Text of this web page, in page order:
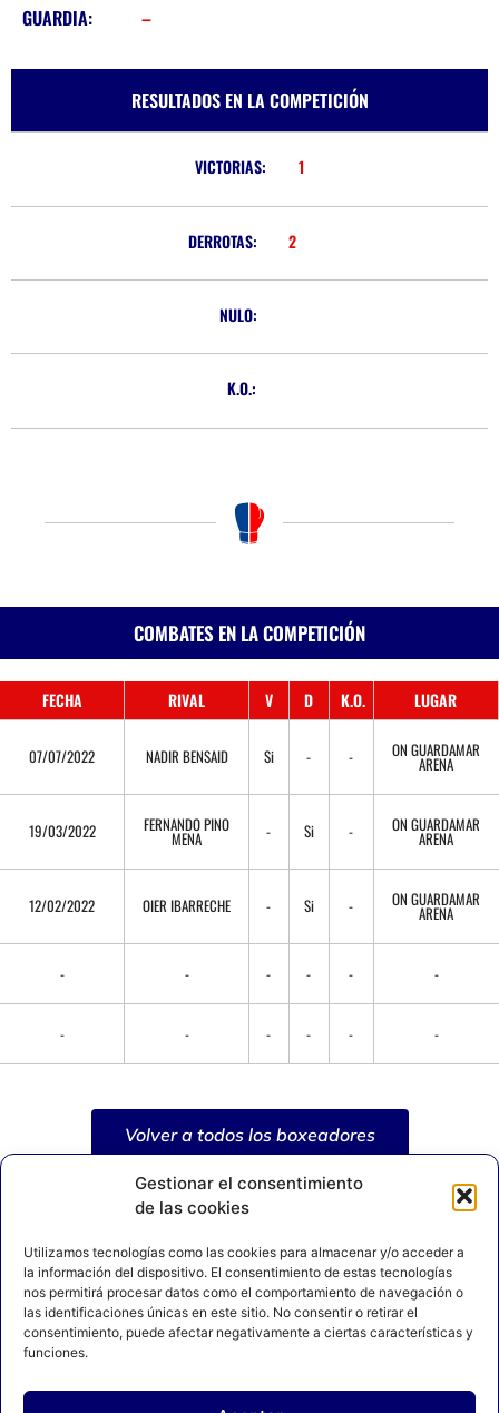
Gestionar el consentimiento
de las cookies
Utilizamos tecnologías como las cookies para almacenar y/o acceder a
la información del dispositivo. El consentimiento de estas tecnologías
nos permitirá procesar datos como el comportamiento de navegación o
las identificaciones únicas en este sitio. No consentir o retirar el
consentimiento, puede afectar negativamente a ciertas características y
funciones.
GUARDIA: –
RESULTADOS EN LA COMPETICIÓN
VICTORIAS: 1
DERROTAS: 2
NULO:
K.O.:
COMBATES EN LA COMPETICIÓN
FECHA RIVAL V D K.O. LUGAR
07/07/2022 NADIR BENSAID Si - - ON GUARDAMAR
ARENA
19/03/2022 FERNANDO PINO
MENA - Si - ON GUARDAMAR
ARENA
12/02/2022 OIER IBARRECHE - Si - ON GUARDAMAR
ARENA
- - - - - -
- - - - - -
Volver a todos los boxeadores